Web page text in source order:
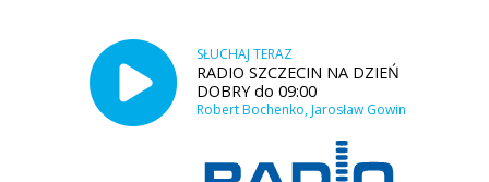
SŁUCHAJ TERAZ
RADIO SZCZECIN NA DZIEŃ
DOBRY do 09:00
Robert Bochenko, Jarosław Gowin